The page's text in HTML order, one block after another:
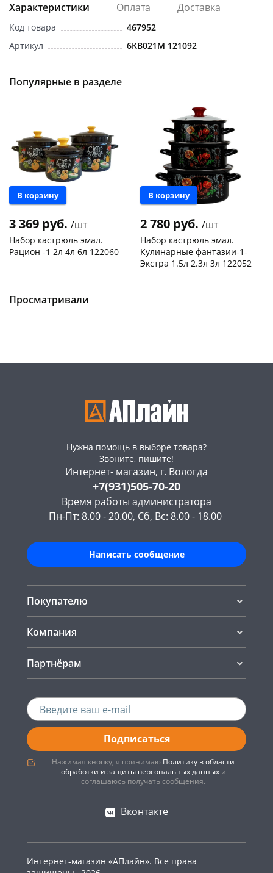
Характеристики Оплата Доставка
Код товара
467952
Артикул
6KB021M 121092
Популярные в разделе
В корзину
3 369 руб. /шт
Набор кастрюль эмал.
Рацион -1 2л 4л 6л 122060
Код товара
В корзину
2 780 руб. /шт
Набор кастрюль эмал.
Кулинарные фантазии-1-
Экстра 1.5л 2.3л 3л 122052
Просматривали
Нужна помощь в выборе товара?
Звоните, пишите!
Интернет- магазин, г. Вологда
+7(931)505-70-20
Время работы администратора
Пн-Пт: 8.00 - 20.00, Сб, Вс: 8.00 - 18.00
Написать сообщение
Покупателю
Компания
Партнёрам
Подписаться
Нажимая кнопку, я принимаю Политику в области
обработки и защиты персональных данныхи
соглашаюсь получать сообщения.
Вконтакте
Интернет-магазин «АПлайн». Все права